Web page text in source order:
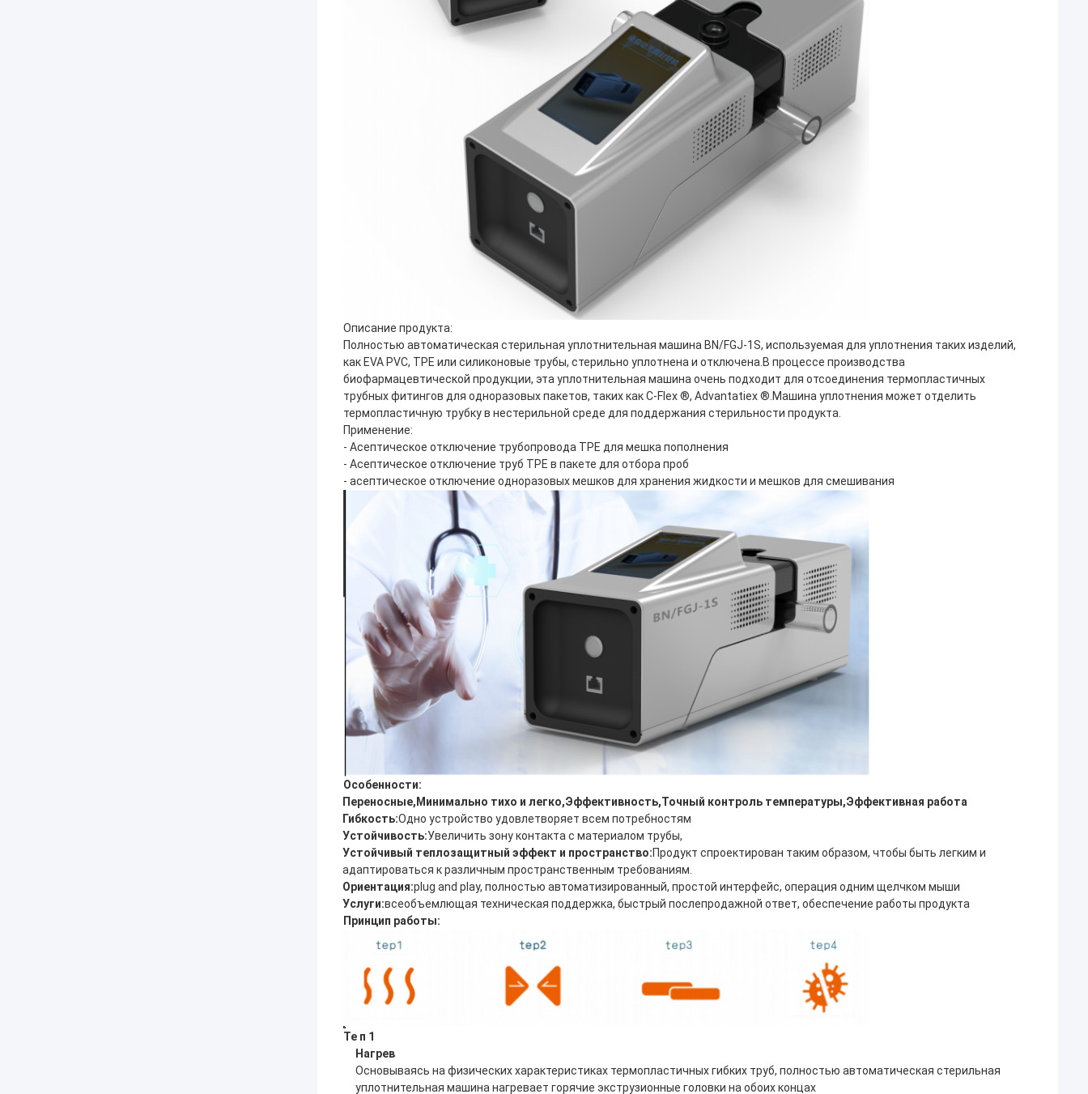
Описание продукта:
Полностью автоматическая стерильная уплотнительная машина BN/FGJ-1S, используемая для уплотнения таких изделий,
как EVA PVC, TPE или силиконовые трубы, стерильно уплотнена и отключена.В процессе производства
биофармацевтической продукции, эта уплотнительная машина очень подходит для отсоединения термопластичных
трубных фитингов для одноразовых пакетов, таких как C-Flex ®, Advantatiex ®.Машина уплотнения может отделить
термопластичную трубку в нестерильной среде для поддержания стерильности продукта.
Применение:
- Асептическое отключение трубопровода TPE для мешка пополнения
- Асептическое отключение труб TPE в пакете для отбора проб
- асептическое отключение одноразовых мешков для хранения жидкости и мешков для смешивания
Особенности:
Переносные, Минимально тихо и легко,Эффективность,Точный контроль температуры,Эффективная работа
Гибкость:Одно устройство удовлетворяет всем потребностям
Устойчивость:Увеличить зону контакта с материалом трубы,
Устойчивый теплозащитный эффект и пространство:Продукт спроектирован таким образом, чтобы быть легким и
адаптироваться к различным пространственным требованиям.
Ориентация:plug and play, полностью автоматизированный, простой интерфейс, операция одним щелчком мыши
Услуги:всеобъемлющая техническая поддержка, быстрый послепродажной ответ, обеспечение работы продукта
Принцип работы:
Те п 1
Нагрев
Основываясь на физических характеристиках термопластичных гибких труб, полностью автоматическая стерильная
уплотнительная машина нагревает горячие экструзионные головки на обоих концах